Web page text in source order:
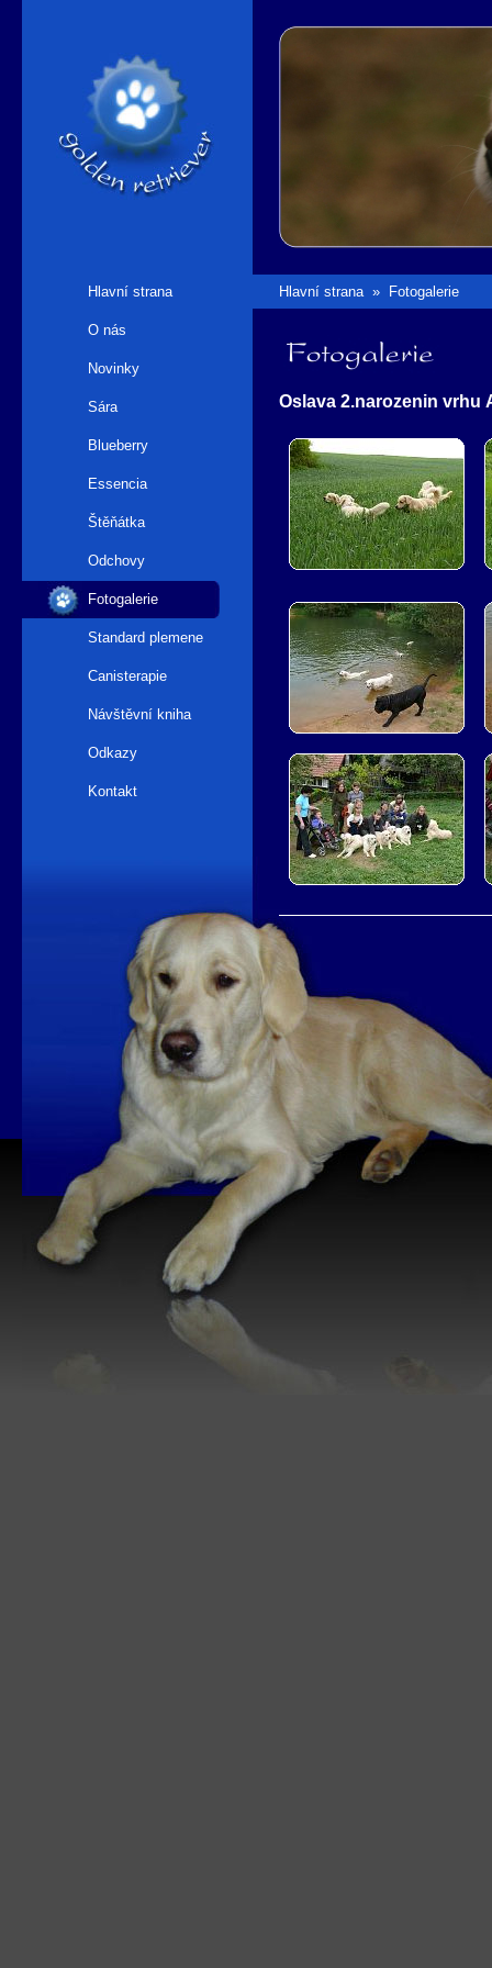
Hlavní strana
O nás
Novinky
Sára
Blueberry
Essencia
Štěňátka
Odchovy
Fotogalerie
Standard plemene
Canisterapie
Návštěvní kniha
Odkazy
Kontakt
Hlavní strana» Fotogalerie
Fotogalerie
Oslava 2.narozenin vrhu